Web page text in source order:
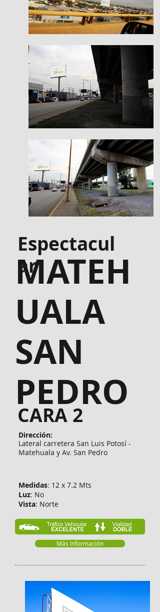
Espectacul
ar
MATEH
UALA
SAN
PEDRO
CARA 2
Dirección:
Lateral carretera San Luis Potosí -
Matehuala y Av. San Pedro
Medidas: 12 x 7.2 Mts
Luz: No
Vista: Norte
Más Información